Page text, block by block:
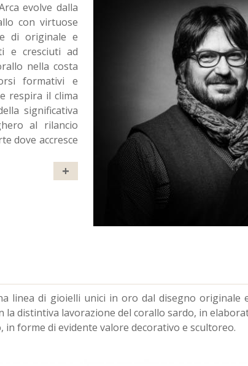
evolve dalla
con virtuose
di originale e
e cresciuti ad
nella costa
formativi e
respira il clima
significativa
al rilancio
dove accresce
+
linea di gioielli unici in oro dal disegno originale
distintiva lavorazione del corallo sardo, in
forme di evidente valore decorativo e scultoreo.